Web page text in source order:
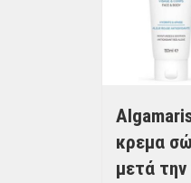
κρεμα
μετά